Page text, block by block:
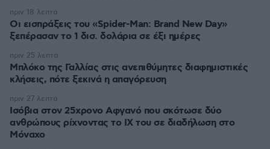
Οι εισπράξεις του «Spider-Man: Brand New Day»
ξεπέρασαν το 1 δισ. δολάρια σε έξι ημέρες
πριν 18 λεπτά
Μπλόκο της Γαλλίας στις ανεπιθύμητες διαφημιστικές
κλήσεις, πότε ξεκινά η απαγόρευση
πριν 25 λεπτά
Ισόβια στον 25χρονο Αφγανό που σκότωσε δύο
ανθρώπους ρίχνοντας το ΙΧ του σε διαδήλωση στο
Μόναχο
πριν 27 λεπτά